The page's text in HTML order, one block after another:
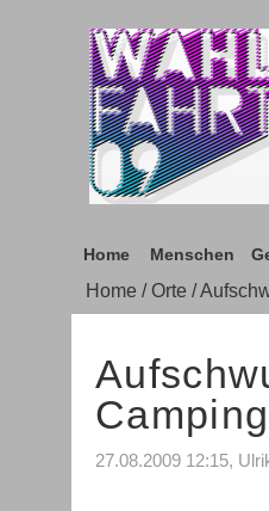
Home Menschen
Home /Orte /
27.08.2009 12:15,